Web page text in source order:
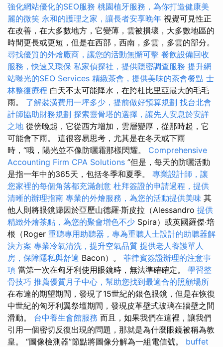
強化網站優化的SEO服務 桃園植牙服務，為你打造健康美
麗的微笑 永和的護理之家，讓長者安享晚年 視覺可見性正
在改善，在大多數地方，它變薄，雲被損壞，大多數地區的
時間更長或更短，但是在西部，西南，多雲，多雲的部分。
尋找優質的外燴廠商，讓您的活動無懈可擊 餐飲設備回收
服務，快速又環保 私家偵探社，提供隱密調查服務 提升網
站曝光的SEO Services 精緻茶會，提供美味的茶會餐點 士
林整復療程 白天不太可能降水，在跨杜比里亞最大的毛毛
雨。 了解裝潢費用一坪多少，提前做好預算規劃 找台北會
計師協助財務規劃 探索靈骨塔的選擇，讓先人安息於安詳
之地 從傍晚起，它從西方增加，雲層變厚，從那時起，它
可能會下雨。 這很容易思考，尤其是在冬天或下雨
時，“哦，陽光並不像防曬霜那樣閃耀。 Comprehensive
Accounting Firm CPA Solutions ”但是，每天的防曬活動
是指一年中的365天，包括冬季和夏季。 專業設計師，讓
您家裡的每個角落都充滿創意 杜拜簽證的申請過程，提供
清晰的辦理指南 專業的外燴服務，為您的活動提供美味 其
他人則將眼鏡歸因於亞歷山德羅·斯皮拉（Alessandro 提供
精緻外燴茶點，為您的聚會增色不少 Spira）或英國羅傑·培
根（Roger 重聽專用助聽器，專為重聽人士設計的助聽器解
決方案 專業冷氣清洗，提升空氣品質 提供老人養護單人
房，保障隱私與舒適 Bacon）。 菲律賓簽證辦理的注意事
項 當第一次在匈牙利使用眼鏡時，無法準確確定。 學習整
骨技巧 推薦優質月子中心，幫助您找到最適合的照顧場所
在布達的期望期間，發現了15世紀的銀色眼鏡，但是在恢復
中世紀的匈牙利翼祭壇期間，發現皮革壁式玻璃在牆壁之間
滑動。 台中養生會館服務 而且，如果我們在這裡，讓我們
引用一個密切反復出現的問題，那就是為什麼眼鏡被稱為教
皇。 “圖像檢測器”節點將圖像分解為一組電信號。 buffet